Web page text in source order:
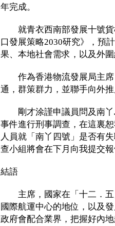
年完成。
就青衣西南部發展十號貨
口發展策略2030研究》，預
果、本地社會需求，以及外
作為香港物流發展局主席
通，群策群力，並聯手向外
剛才涂謹申議員問及南丫
事件進行刑事調查，在這裏
人員就「南丫四號」是否有
查小組將會在下月向我提交
結語
主席，國家在「十二．五
國際航運中心的地位，以及
政府會配合業界，把握好內